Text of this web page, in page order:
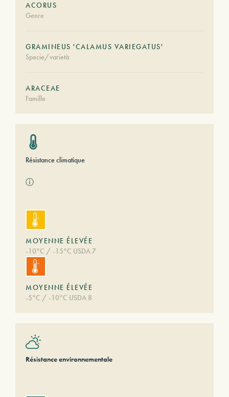
ACORUS
Genre
GRAMINEUS 'CALAMUS VARIEGATUS'
Specie/varietà
ARACEAE
Famille
Résistance climatique
ⓘ
MOYENNE ÉLEVÉE
-10°C / -15°C USDA 7
MOYENNE ÉLEVÉE
-5°C / -10°C USDA 8
Résistance environnementale